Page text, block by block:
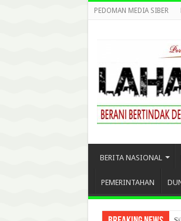
PEDOMAN MEDIA SIBER
BERITA NASIONAL
PEMERINTAHAN